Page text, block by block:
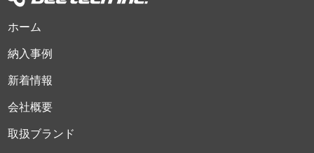
ホーム
納入事例
新着情報
会社概要
取扱ブランド